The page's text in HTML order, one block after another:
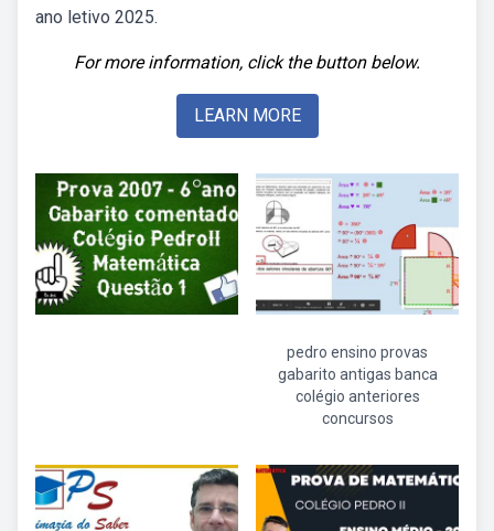
ano letivo 2025.
For more information, click the button below.
LEARN MORE
pedro ensino provas
gabarito antigas banca
colégio anteriores
concursos